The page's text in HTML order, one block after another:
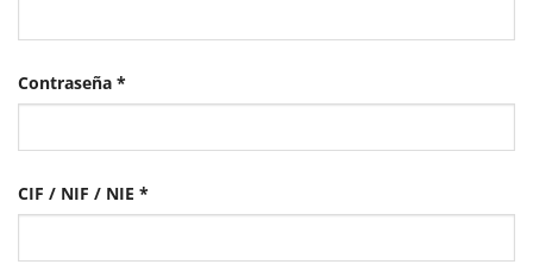
Contraseña *Obligatorio
CIF / NIF / NIE *